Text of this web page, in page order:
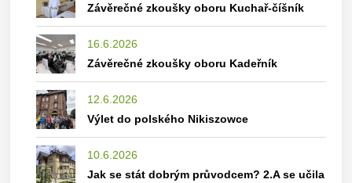
Závěrečné zkoušky oboru Kuchař-číšník
16.6.2026
Závěrečné zkoušky oboru Kadeřník
12.6.2026
Výlet do polského Nikiszowce
10.6.2026
Jak se stát dobrým průvodcem? 2.A se učila